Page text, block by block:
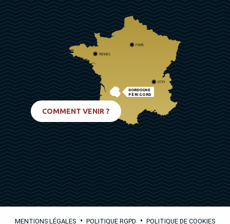
DORDOGNE
PÉRIGORD
PARIS
RENNES
LYON
COMMENT VENIR ?
MENTIONS LÉGALES • POLITIQUE RGPD • POLITIQUE DE COOKIES